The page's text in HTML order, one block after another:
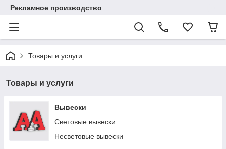
Рекламное производство
Товары и услуги
Товары и услуги
Вывески
Световые вывески
Несветовые вывески